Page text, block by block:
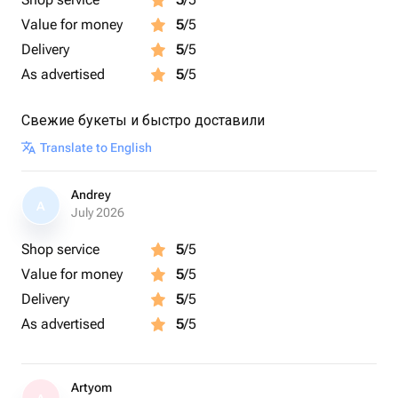
Value for money
5/5
Delivery
5/5
As advertised
5/5
Свежие букеты и быстро доставили
Translate to English
A
Andrey
July 2026
Shop service 5/5
Value for money
5/5
Delivery
5/5
As advertised
5/5
Artyom